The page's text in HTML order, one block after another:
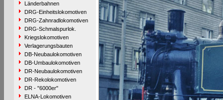
Länderbahnen
DRG-Einheitslokomotiven
DRG-Zahnradlokomotiven
DRG-Schmalspurlok.
Kriegslokomotiven
Verlagerungsbauten
DB-Neubaulokomotiven
DB-Umbaulokomotiven
DR-Neubaulokomotiven
DR-Rekolokomotiven
DR - "6000er"
ELNA-Lokomotiven